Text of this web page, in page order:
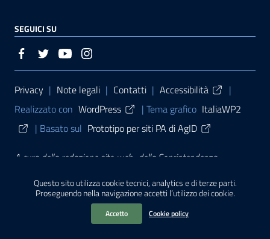
Questo sito utilizza cookie tecnici, analytics e di terze parti.
Proseguendo nella navigazione accetti l’utilizzo dei cookie.
Accetto Cookie policy
SEGUICI SU
Sezione Link Utili
Privacy | Note legali | Contatti | Accessibilità
|
Realizzato con WordPress | Tema grafico ItaliaWP2
| Basato sul Prototipo per siti PA di AgID
A cura della redazione sito web dellaSoprintendenza
archeologia, belle arti e paesaggio per le province di Padova,
Treviso e Belluno (2021)